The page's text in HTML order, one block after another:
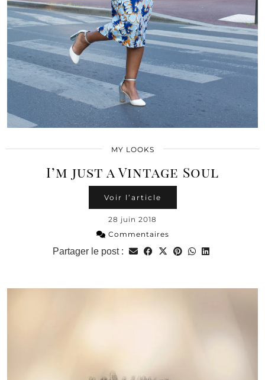
MY LOOKS
I’m just a Vintage Soul
Voir l’article
28 juin 2018
Commentaires
Partager le post :